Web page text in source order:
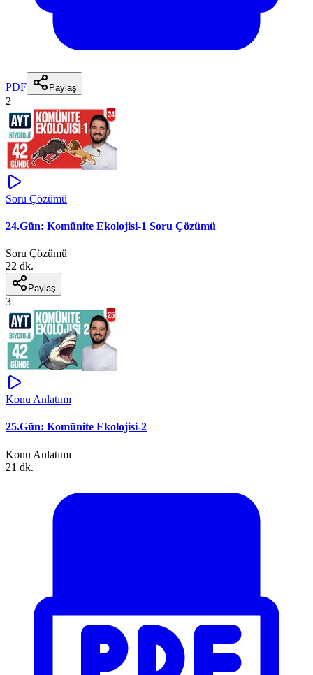
PDF Paylaş
2
Soru Çözümü
24.Gün: Komünite Ekolojisi-1 Soru Çözümü
Soru Çözümü
22 dk.
Paylaş
3
Konu Anlatımı
25.Gün: Komünite Ekolojisi-2
Konu Anlatımı
21 dk.